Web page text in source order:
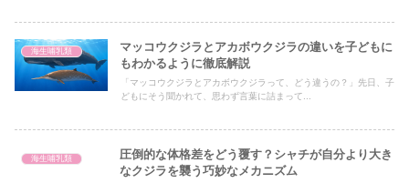
海生哺乳類
マッコウクジラとアカボウクジラの違いを子どもに
もわかるように徹底解説
「マッコウクジラとアカボウクジラって、どう違うの？」先日、子
どもにそう聞かれて、思わず言葉に詰まって...
海生哺乳類
圧倒的な体格差をどう覆す？シャチが自分より大き
なクジラを襲う巧妙なメカニズム